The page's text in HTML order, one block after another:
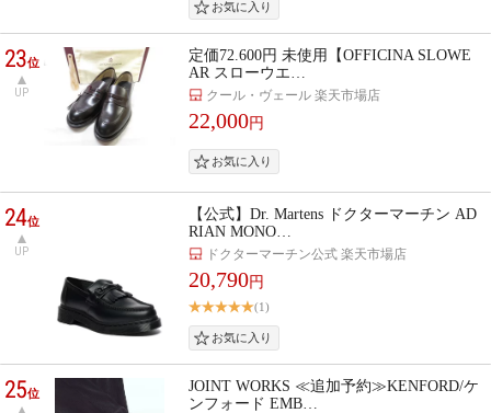
23位
UP
定価72.600円 未使用【OFFICINA SLOWE
AR スローウエ…
クール・ヴェール 楽天市場店
22,000円
24位
UP
【公式】Dr. Martens ドクターマーチン AD
RIAN MONO…
ドクターマーチン公式 楽天市場店
20,790円
(1)
25位
JOINT WORKS ≪追加予約≫KENFORD/ケ
ンフォード EMB…